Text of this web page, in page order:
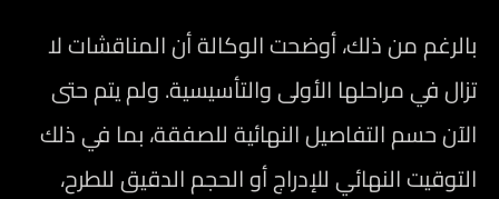
بالرغم من ذلك، أوضحت الوكالة أن المناقشات لا
تزال في مراحلها الأولى والتأسيسية. ولم يتم حتى
الآن حسم التفاصيل النهائية للصفقة، بما في ذلك
التوقيت النهائي للإدراج أو الحجم الدقيق للطرح،